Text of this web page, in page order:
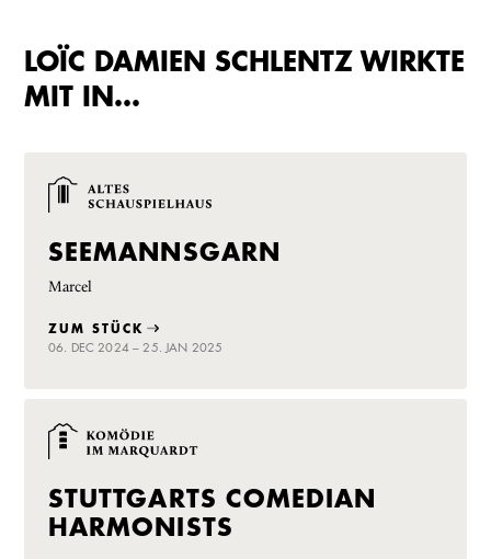
LOÏC DAMIEN SCHLENTZ WIRKTE
MIT IN…
SEEMANNSGARN
Marcel
ZUM STÜCK
06. DEC 2024 – 25. JAN 2025
STUTTGARTS COMEDIAN
HARMONISTS